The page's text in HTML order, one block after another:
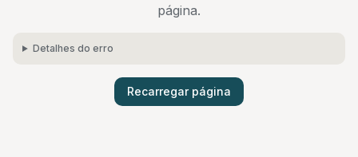
página.
Detalhes do erro
Recarregar página